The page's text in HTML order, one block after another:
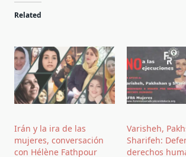
Related
Irán y la ira de las
mujeres, conversación
con Hélène Fathpour
Varisheh,
Sharifeh:
derechos